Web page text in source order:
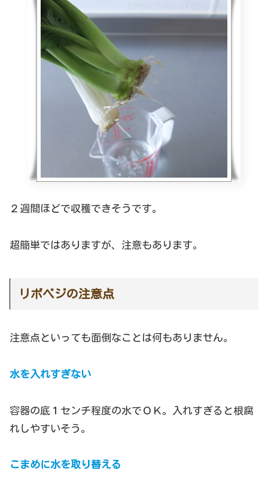
２週間ほどで収穫できそうです。
超簡単ではありますが、注意もあります。
リボベジの注意点
注意点といっても面倒なことは何もありません。
水を入れすぎない
容器の底１センチ程度の水でＯＫ。入れすぎると根腐
れしやすいそう。
こまめに水を取り替える